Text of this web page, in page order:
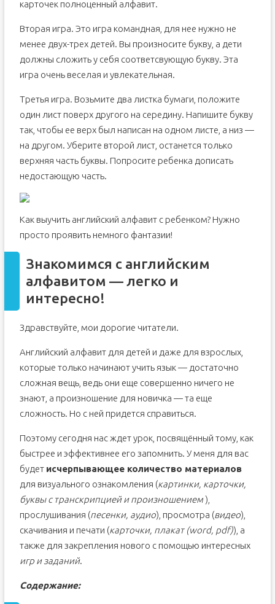
карточек полноценный алфавит.
Вторая игра. Это игра командная, для нее нужно не
менее двух-трех детей. Вы произносите букву, а дети
должны сложить у себя соответсвующую букву. Эта
игра очень веселая и увлекательная.
Третья игра. Возьмите два листка бумаги, положите
один лист поверх другого на середину. Напишите букву
так, чтобы ее верх был написан на одном листе, а низ —
на другом. Уберите второй лист, останется только
верхняя часть буквы. Попросите ребенка дописать
недостающую часть.
Как выучить английский алфавит с ребенком? Нужно
просто проявить немного фантазии!
Знакомимся с английским
алфавитом — легко и
интересно!
Здравствуйте, мои дорогие читатели.
Английский алфавит для детей и даже для взрослых,
которые только начинают учить язык — достаточно
сложная вещь, ведь они еще совершенно ничего не
знают, а произношение для новичка — та еще
сложность. Но с ней придется справиться.
Поэтому сегодня нас ждет урок, посвящённый тому, как
быстрее и эффективнее его запомнить. У меня для вас
будет исчерпывающее количество материалов
для визуального ознакомления (картинки, карточки,
буквы с транскрипцией и произношением),
прослушивания (песенки, аудио), просмотра (видео),
скачивания и печати (карточки, плакат (word, pdf)), а
также для закрепления нового с помощью интересных
игр и заданий.
Содержание: